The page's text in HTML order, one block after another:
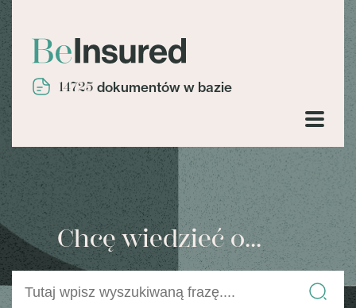
14725 dokumentów w bazie
Chcę wiedzieć o...